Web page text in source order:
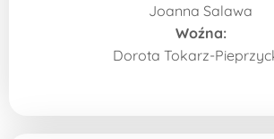
Joanna Salawa
Woźna:
Dorota Tokarz-